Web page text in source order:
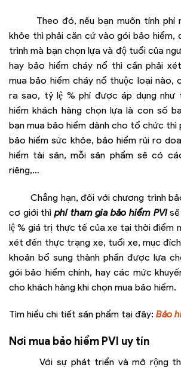
Theo đó, nếu bạn muốn tính phí
khỏe thì phải căn cứ vào gói bảo hiểm,
trình mà bạn chọn lựa và độ tuổi của
hay bảo hiểm cháy nổ thì cần phải
mua bảo hiểm cháy nổ thuộc loại nào,
ra sao, tỷ lệ % phí được áp dụng như
hiểm khách hàng chọn lựa là con số
bạn mua bảo hiểm dành cho tổ chức thì
bảo hiểm sức khỏe, bảo hiểm rủi ro
hiểm tài sản, mỗi sản phẩm sẽ có
riêng,…
Chẳng hạn, đối với chương trình
cơ giới thìphí tham gia bảo hiểm PVI
lệ % giá trị thực tế của xe tại thời điểm
xét đến thực trạng xe, tuổi xe, mục
khoản bổ sung thành phần được lựa
gói bảo hiểm chính, hay các mức
cho khách hàng khi chọn mua bảo hiểm.
Tìm hiểu chi tiết sản phẩm tại đây: Bảo
Nơi mua bảo hiểm PVI uy tín
Với sự phát triển và mở rộng